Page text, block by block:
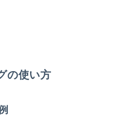
の使い方